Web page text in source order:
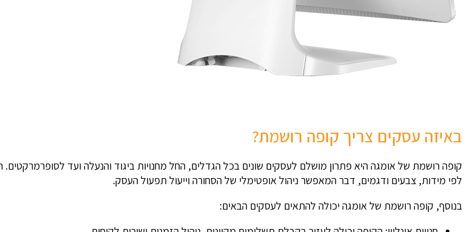
באיזה עסקים צריך קופה רושמת?
קופה רושמת של אומגה היא פתרון מושלם לעסקים שונים בכל הגדלים, החל מחנויות ביגוד והנעלה ועד לסופרמרקטים.
לפי מידות, צבעים ודגמים, דבר המאפשר ניהול אופטימלי של הסחורה וייעול תפעול העסק.
בנוסף, קופה רושמת של אומגה יכולה להתאים לעסקים הבאים: